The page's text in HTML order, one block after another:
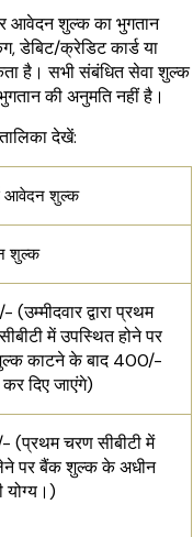
आवेदन शुल्क का भुगतान
डेबिट/क्रेडिट कार्ड या
है। सभी संबंधित सेवा शुल्क
की अनुमति नहीं है।
देखें:
शुल्क
शुल्क
(उम्मीदवार द्वारा प्रथम
में उपस्थित होने पर
काटने के बाद ₹400/-
दिए जाएंगे)
(प्रथम चरण सीबीटी में
पर बैंक शुल्क के अधीन
योग्य।)